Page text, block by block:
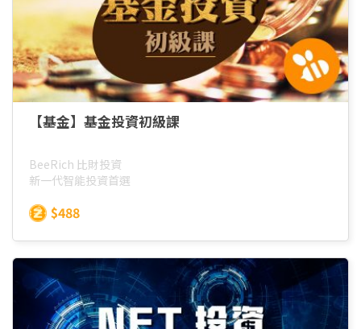
【基金】基金投資初級課
BeeRich 比財投資
新一代智能投資首選
$488